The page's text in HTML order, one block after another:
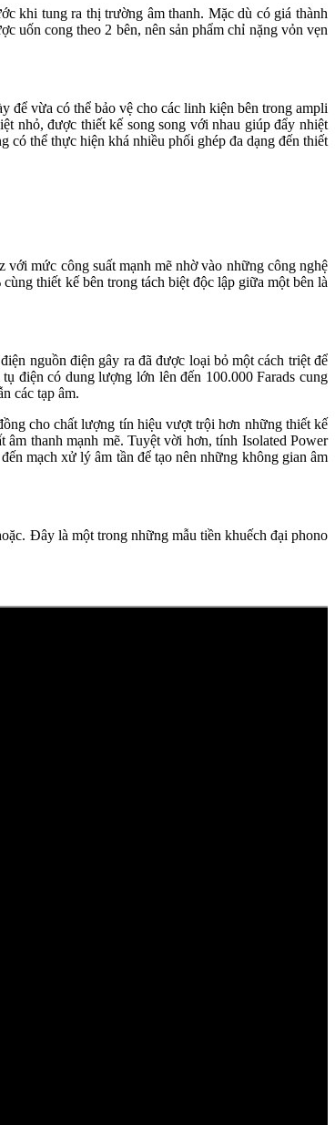
khi tung ra thị trường âm thanh. Mặc dù có giá thành
uốn cong theo 2 bên, nên sản phẩm chỉ nặng vỏn vẹn
để vừa có thể bảo vệ cho các linh kiện bên trong ampli
nhỏ, được thiết kế song song với nhau giúp đẩy nhiệt
thể thực hiện khá nhiều phối ghép đa dạng đến thiết
mức công suất mạnh mẽ nhờ vào những công nghệ
thiết kế bên trong tách biệt độc lập giữa một bên là
nguồn điện gây ra đã được loại bỏ một cách triệt để
điện có dung lượng lớn lên đến 100.000 Farads cung
các tạp âm.
cho chất lượng tín hiệu vượt trội hơn những thiết kế
thanh mạnh mẽ. Tuyệt vời hơn, tính Isolated Power
mạch xử lý âm tần để tạo nên những không gian âm
Đây là một trong những mẫu tiền khuếch đại phono